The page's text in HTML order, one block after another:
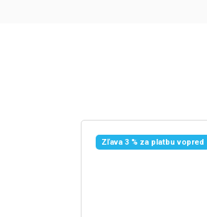
Zľava 3 % za platbu vopred